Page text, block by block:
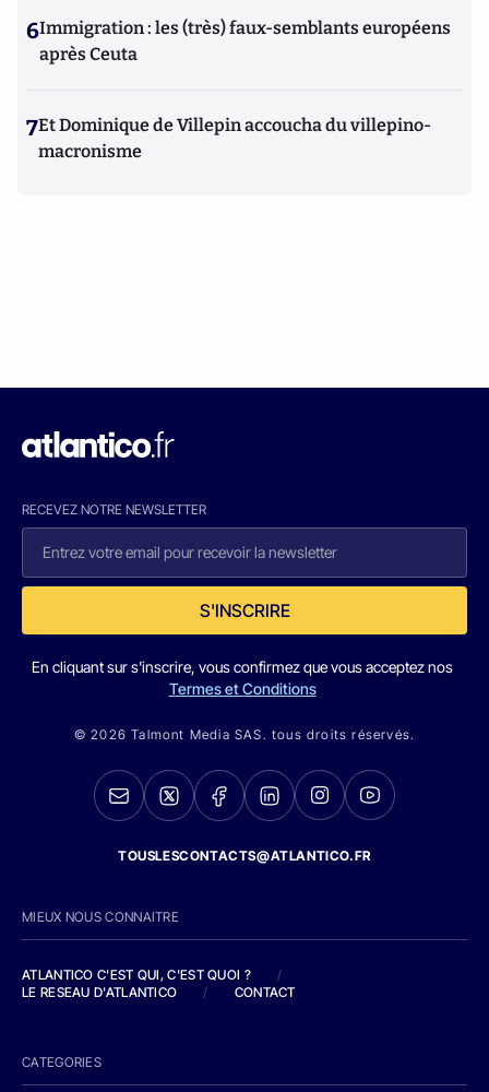
6Immigration : les (très) faux-semblants européens
après Ceuta
7Et Dominique de Villepin accoucha du villepino-
macronisme
RECEVEZ NOTRE NEWSLETTER
S'INSCRIRE
En cliquant sur s'inscrire, vous confirmez que vous acceptez nos
Termes et Conditions
© 2026 Talmont Media SAS. tous droits réservés.
TOUSLESCONTACTS@ATLANTICO.FR
MIEUX NOUS CONNAITRE
ATLANTICO C'EST QUI, C'EST QUOI ?
/
LE RESEAU D'ATLANTICO
/ CONTACT
CATEGORIES